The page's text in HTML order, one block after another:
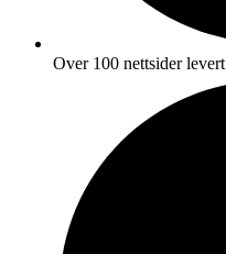
Over 100 nettsider levert